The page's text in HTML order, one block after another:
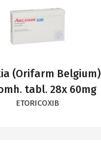
(Orifarm Belgium)
tabl. 28x 60mg
ETORICOXIB